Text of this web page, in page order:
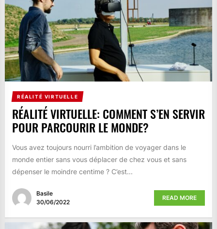
RÉALITÉ VIRTUELLE
RÉALITÉ VIRTUELLE: COMMENT S’EN SERVIR
POUR PARCOURIR LE MONDE?
Vous avez toujours nourri l’ambition de voyager dans le
monde entier sans vous déplacer de chez vous et sans
dépenser le moindre centime ? C’est...
Basile
30/06/2022
READ MORE